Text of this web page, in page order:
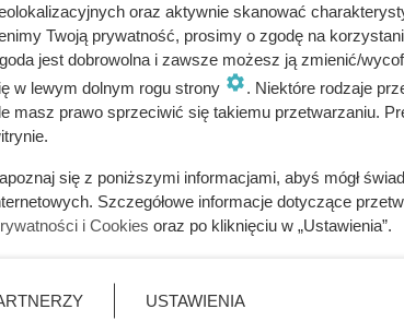
oraz pokrojoną w kostkę pierś z kurczaka.
po szczypcie tymianku, oregano oraz sporej
błyszczący i lekko przeźroczysty.
możliwym ogniu.
i zamieszaj. Pozostaw, aż ryż wchłonie
przez ryż, dodaj kolejną porcję,
oraz aktywnie skanować
Twoją prywatność, prosimy o zgodę na
jest dobrowolna i zawsze możesz ją zmienić/
w lewym dolnym rogu strony
. Niektóre rodzaje
masz prawo sprzeciwić się takiemu przetwarzaniu.
się z poniższymi informacjami, abyś mógł
Szczegółowe informacje dotyczące
i Cookies oraz po kliknięciu w „Ustawienia”.
USTAWIENIA